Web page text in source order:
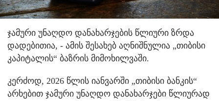
ჯამური უნაღდო დანახარჯების წლიური ზრდა
დადებითია, - ამის შესახებ აღნიშნულია „თიბისი
კაპიტალის“ ბაზრის მიმოხილვაში.
კერძოდ, 2026 წლის იანვარში „თიბისი ბანკის“
არხებით ჯამური უნაღდო დანახარჯები წლიურად